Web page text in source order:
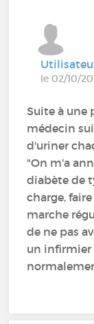
le 02/10/
Suite à une
médecin
d'uriner
"On m'a
diabète de
charge,
marche
de ne pas
un infirmier